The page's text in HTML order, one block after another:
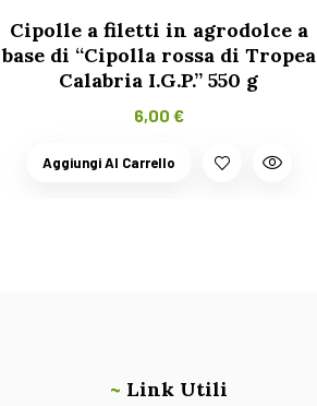
Cipolle a filetti in agrodolce a
base di “Cipolla rossa di Tropea
Calabria I.G.P.” 550 g
6,00 €
Aggiungi Al Carrello
~ Link Utili